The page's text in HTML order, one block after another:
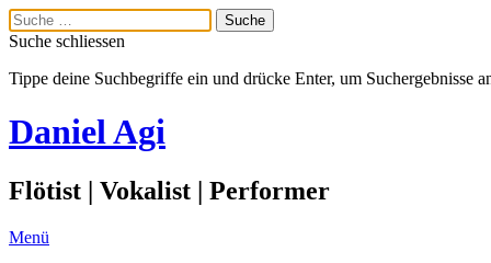
Suche schliessen
Tippe deine Suchbegriffe ein und drücke Enter, um Suchergebnisse
Daniel Agi
Flötist | Vokalist | Performer
Menü